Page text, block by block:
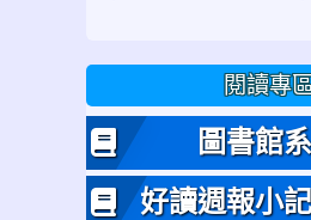
閱讀專
圖書館
好讀週報小